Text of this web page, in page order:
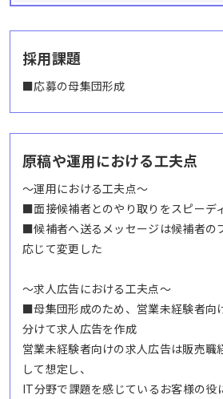
採用課題
■応募の母集団形成
原稿や運用における工夫点
～運用における工夫点～
■面接候補者とのやり取りをスピーデ
■候補者へ送るメッセージは候補者の
応じて変更した
～求人広告における工夫点～
■母集団形成のため、営業未経験者向
分けて求人広告を作成
営業未経験者向けの求人広告は販売職
して想定し、
IT分野で課題を感じているお客様の役